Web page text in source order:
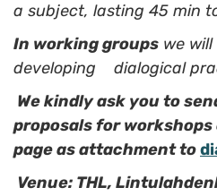
a subject, lasting 45 min
In working groups we
developing dialogical
We kindly ask you to
proposals for
page as attachment to
Venue: THL,